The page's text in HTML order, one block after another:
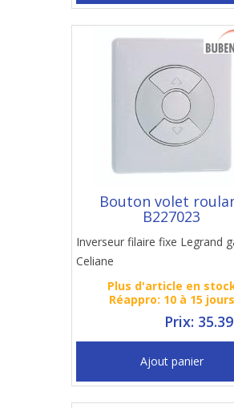
Bouton volet
B227023
Inverseur filaire fixe Legrand
Celiane
Plus d'article en
Réappro: 10 à 15 jours
Prix:
Ajout panier